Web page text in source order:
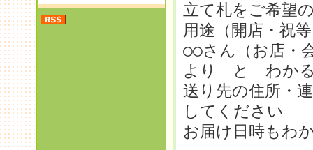
立て札をご希望
用途（開店・祝
○○さん（お店・
より と わかる
送り先の住所・
してください
お届け日時もわ